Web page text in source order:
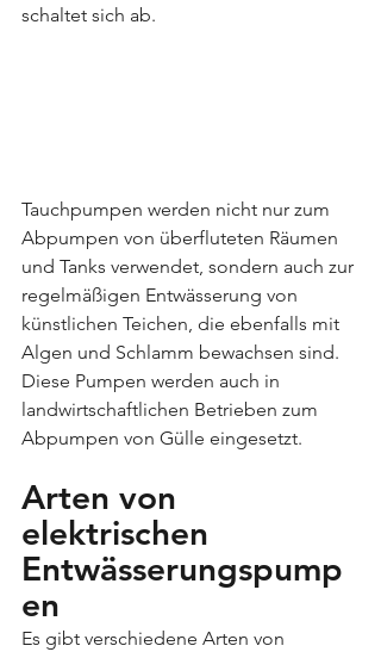
schaltet sich ab.
Tauchpumpen werden nicht nur zum
Abpumpen von überfluteten Räumen
und Tanks verwendet, sondern auch zur
regelmäßigen Entwässerung von
künstlichen Teichen, die ebenfalls mit
Algen und Schlamm bewachsen sind.
Diese Pumpen werden auch in
landwirtschaftlichen Betrieben zum
Abpumpen von Gülle eingesetzt.
Arten von
elektrischen
Entwässerungspump
en
Es gibt verschiedene Arten von